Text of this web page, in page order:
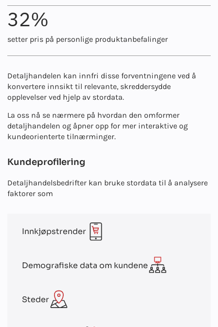
32%
setter pris på personlige produktanbefalinger
Detaljhandelen kan innfri disse forventningene ved å
konvertere innsikt til relevante, skreddersydde
opplevelser ved hjelp av stordata.
La oss nå se nærmere på hvordan den omformer
detaljhandelen og åpner opp for mer interaktive og
kundeorienterte tilnærminger.
Kundeprofilering
Detaljhandelsbedrifter kan bruke stordata til å analysere
faktorer som
Innkjøpstrender
Demografiske data om kundene
Steder